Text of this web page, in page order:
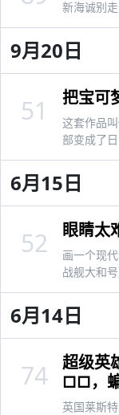
新海诚别走
9月20日
把宝可
这套作品
部变成了
51
6月15日
眼睛太
画一个现
战舰大和
52
6月14日
超级英
□□，
英国莱斯
74